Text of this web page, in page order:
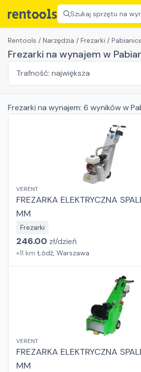
Szukaj sprzętu na
Rentools / Narzędzia / Frezarki /
Frezarki na wynajem w
Frezarki na wynajem: 6 wynikóww
VERENT
FREZARKA ELEKTRYCZNA
MM
Frezarki
246.00 zł/dzień
+11 km Łódź, Warszawa
VERENT
FREZARKA ELEKTRYCZNA
MM